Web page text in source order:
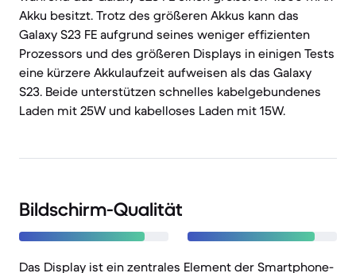
Akku besitzt. Trotz des größeren Akkus kann das
Galaxy S23 FE aufgrund seines weniger effizienten
Prozessors und des größeren Displays in einigen Tests
eine kürzere Akkulaufzeit aufweisen als das Galaxy
S23. Beide unterstützen schnelles kabelgebundenes
Laden mit 25W und kabelloses Laden mit 15W.
Bildschirm-Qualität
Das Display ist ein zentrales Element der Smartphone-